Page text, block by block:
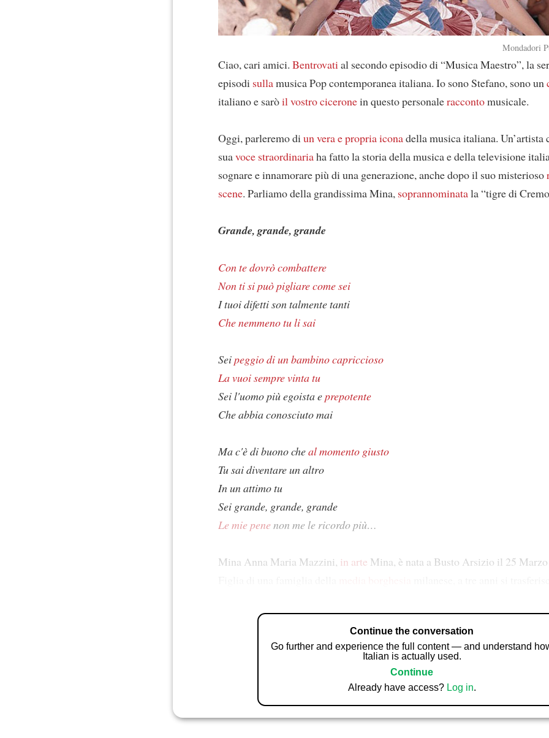
Mondadori
Ciao, cari amici. Bentrovatial secondo episodio di “Musica Maestro”, la
episodi sullamusica Pop contemporanea italiana. Io sono Stefano, sono un
italiano e saròil vostro ciceronein questo personaleraccontomusicale.
Oggi, parleremo diun vera e propria iconadella musica italiana. Un’artista
suavoce straordinariaha fatto la storia della musica e della televisione
sognare e innamorare più di una generazione, anche dopo il suo misterioso
scene. Parliamo della grandissima Mina, soprannominatala “tigre di
Grande, grande, grande
Con te dovrò combattere
Non ti si può pigliare come sei
I tuoi difetti son talmente tanti
Che nemmeno tu li sai
Seipeggio di un bambino capriccioso
La vuoi sempre vinta tu
Sei l'uomo più egoista eprepotente
Che abbia conosciuto mai
Ma c'è di buono cheal momento giusto
Tu sai diventare un altro
In un attimo tu
Sei grande, grande, grande
Le mie penenon me le ricordo più…
Mina Anna Maria Mazzini, in arte Mina, è nata a Busto Arsizio il 25
Continue the conversation
Go further and experience the full content — and understand
Italian is actually used.
Continue
Already have access? Log in.